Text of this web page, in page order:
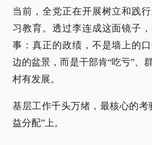
当前，全党正在开展树立和践
习教育。透过李连成这面镜子
事：真正的政绩，不是墙上的
边的盆景，而是干部肯“吃亏”、
村有发展。
基层工作千头万绪，最核心的考
益分配”上。